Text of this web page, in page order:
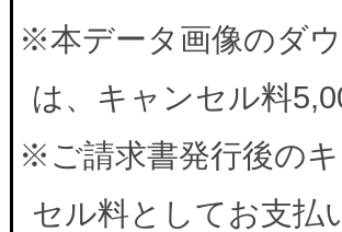
※本データ画像のダ
は、キャンセル料
※ご請求書発行後の
セル料としてお支払